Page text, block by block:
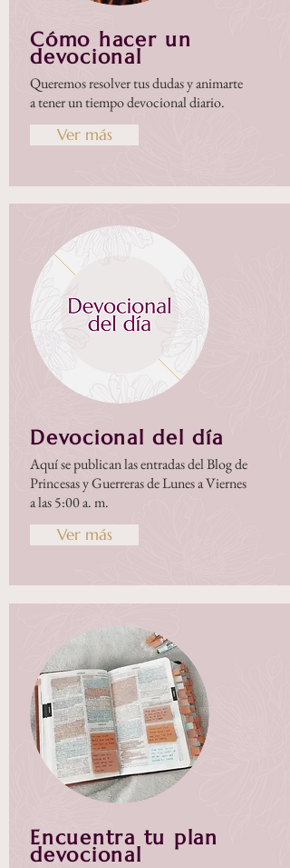
Cómo hacer un
devocional
Queremos resolver tus dudas y animarte
a tener un tiempo devocional diario.
Ver más
Devocional del día
Aquí se publican las entradas del Blog de
Princesas y Guerreras de Lunes a Viernes
a las 5:00 a. m.
Ver más
Encuentra tu plan
devocional